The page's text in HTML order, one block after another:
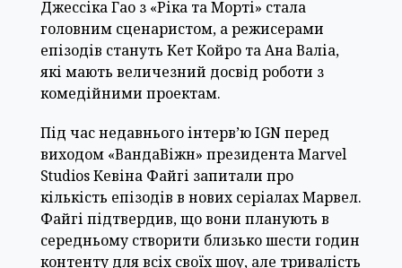
Джессіка Гао з «Ріка та Морті» стала
головним сценаристом, а режисерами
епізодів стануть Кет Койро та Ана Валіа,
які мають величезний досвід роботи з
комедійними проектам.
Під час недавнього інтерв’ю IGN перед
виходом «ВандаВіжн» президента Marvel
Studios Кевіна Файгі запитали про
кількість епізодів в нових серіалах Марвел.
Файгі підтвердив, що вони планують в
середньому створити близько шести годин
контенту для всіх своїх шоу, але тривалість